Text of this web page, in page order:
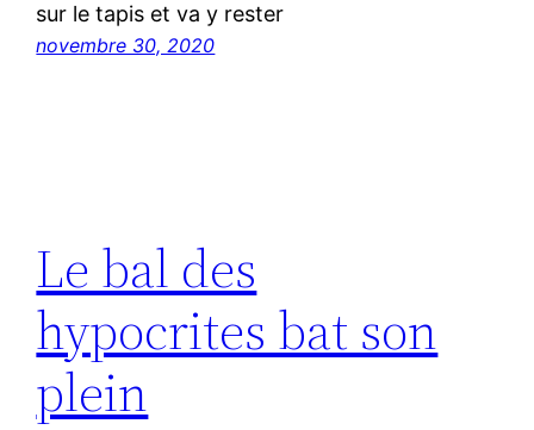
sur le tapis et va y rester
novembre 30, 2020
Le bal des
hypocrites bat son
plein